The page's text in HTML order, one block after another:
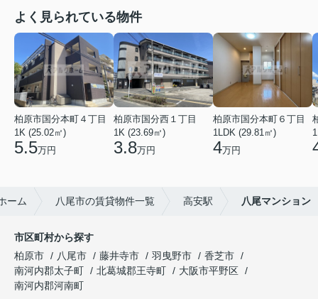
よく見られている物件
柏原市国分本町４丁目
1K (25.02㎡)
5.5万円
柏原市国分西１丁目
1K (23.69㎡)
3.8万円
柏原市国分本町６丁目
1LDK (29.81㎡)
4万円
ーム 八尾市の賃貸物件一覧 高安駅 八尾マンション
市区町村から探す
柏原市
八尾市 藤井寺市 羽曳野市
香芝市
南河内郡太子町
北葛城郡王寺町
大阪市平野区
南河内郡河南町